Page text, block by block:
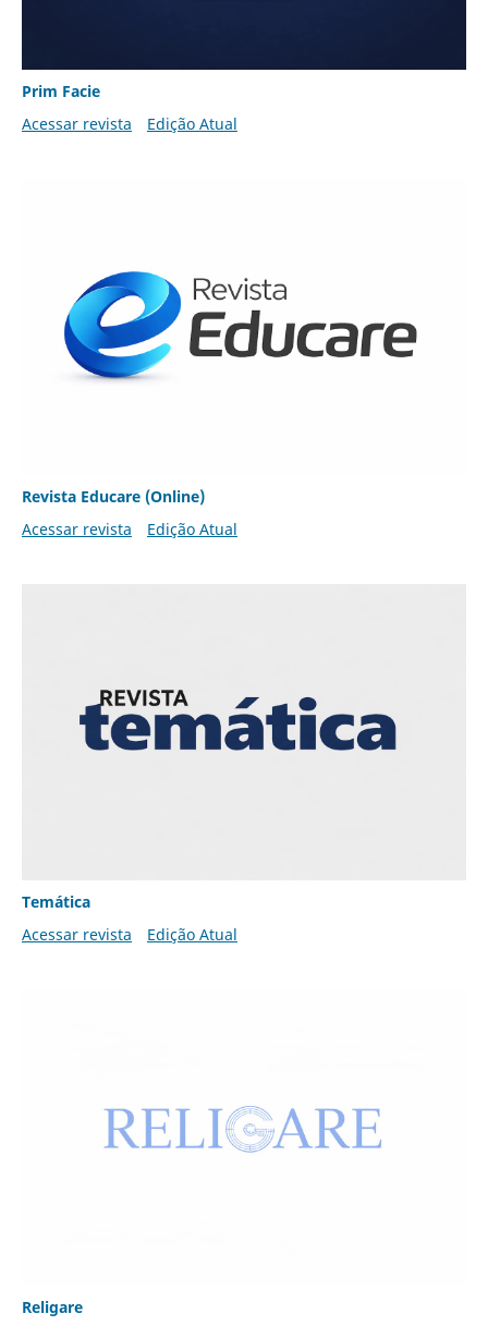
Prim Facie
Acessar revista
Edição Atual
Revista Educare (Online)
Acessar revista
Edição Atual
Temática
Acessar revista
Edição Atual
Religare